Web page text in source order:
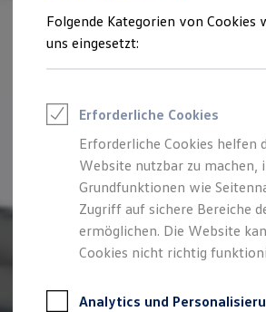
Saisonangebote
Reifenpakete
Leasing
Leasing-Angebote
Elektroauto Leasing
Kleinwagen-Leasing
Leasing ohne Anzahlung
Finanzierung
Autokredit mit
Versicherungen und Garantien
Kfz-Versicherung
Garantien
Professional Class bei
Folgende Kategorien von Cookies
uns eingesetzt:
Erforderliche Cookies
Erforderliche Cookies helfen
Website nutzbar zu machen,
Grundfunktionen wie
Zugriff auf sichere Bereiche
ermöglichen. Die Website
Cookies nicht richtig
Analytics und